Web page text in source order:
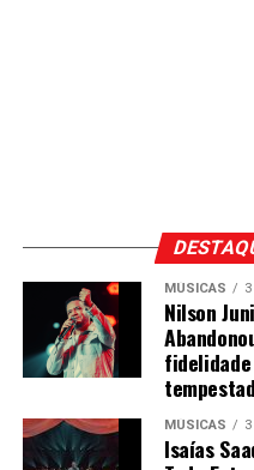
MÚSICAS
Nilson
MÚSICAS
Isaías